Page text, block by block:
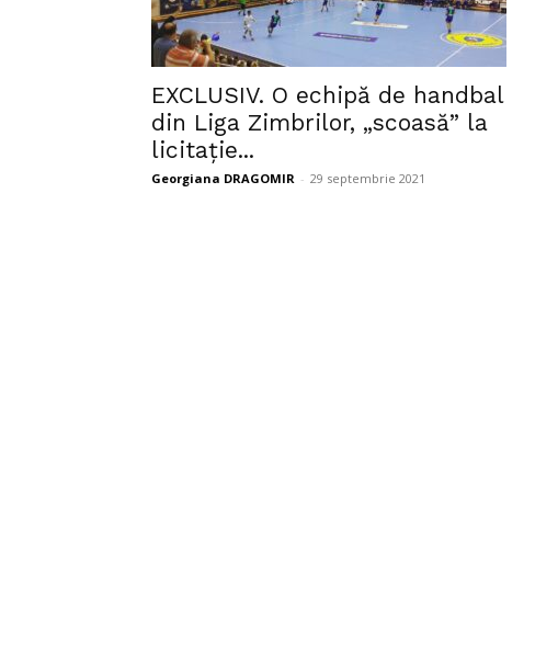
EXCLUSIV. O echipă de handbal
din Liga Zimbrilor, „scoasă” la
licitație...
Georgiana DRAGOMIR - 29 septembrie 2021